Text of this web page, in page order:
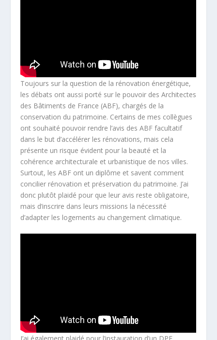
Toujours sur la question de la rénovation énergétique,
les débats ont aussi porté sur le pouvoir des Architectes
des Bâtiments de France (ABF), chargés de la
conservation du patrimoine. Certains de mes collègues
ont souhaité pouvoir rendre l’avis des ABF facultatif
dans le but d’accélérer les rénovations, mais cela
présente un risque évident pour la beauté et la
cohérence architecturale et urbanistique de nos villes.
Surtout, les ABF ont un diplôme et savent comment
concilier rénovation et préservation du patrimoine. J’ai
donc plutôt plaidé pour que leur avis reste obligatoire,
mais d’inscrire dans leurs missions la nécessité
d’adapter les logements au changement climatique.